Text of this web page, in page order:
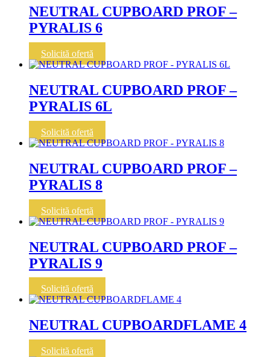
NEUTRAL CUPBOARD PROF –
PYRALIS 6
Solicită ofertă
NEUTRAL CUPBOARD PROF –
PYRALIS 6L
Solicită ofertă
NEUTRAL CUPBOARD PROF –
PYRALIS 8
Solicită ofertă
NEUTRAL CUPBOARD PROF –
PYRALIS 9
Solicită ofertă
NEUTRAL CUPBOARDFLAME 4
Solicită ofertă